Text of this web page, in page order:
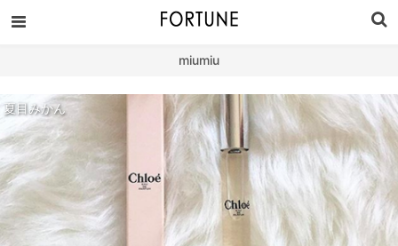
miumiu
夏目みかん